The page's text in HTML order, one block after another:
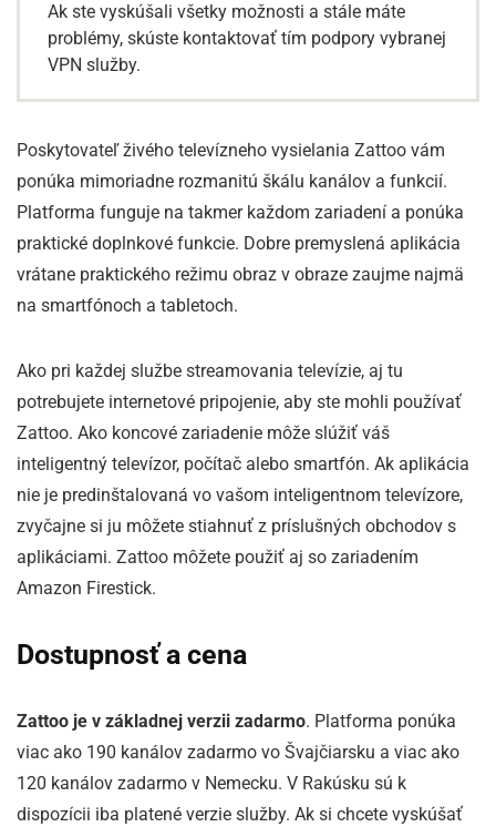
Ak ste vyskúšali všetky možnosti a stále máte
problémy, skúste kontaktovať tím podpory vybranej
VPN služby.
Poskytovateľ živého televízneho vysielania Zattoo vám
ponúka mimoriadne rozmanitú škálu kanálov a funkcií.
Platforma funguje na takmer každom zariadení a ponúka
praktické doplnkové funkcie. Dobre premyslená aplikácia
vrátane praktického režimu obraz v obraze zaujme najmä
na smartfónoch a tabletoch.
Ako pri každej službe streamovania televízie, aj tu
potrebujete internetové pripojenie, aby ste mohli používať
Zattoo. Ako koncové zariadenie môže slúžiť váš
inteligentný televízor, počítač alebo smartfón. Ak aplikácia
nie je predinštalovaná vo vašom inteligentnom televízore,
zvyčajne si ju môžete stiahnuť z príslušných obchodov s
aplikáciami. Zattoo môžete použiť aj so zariadením
Amazon Firestick.
Dostupnosť a cena
Zattoo je v základnej verzii zadarmo. Platforma ponúka
viac ako 190 kanálov zadarmo vo Švajčiarsku a viac ako
120 kanálov zadarmo v Nemecku. V Rakúsku sú k
dispozícii iba platené verzie služby. Ak si chcete vyskúšať